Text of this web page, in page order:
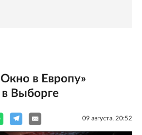
в Европу»
Выборге
09 августа, 20:52